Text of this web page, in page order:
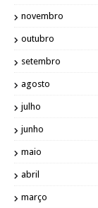
novembro
outubro
setembro
agosto
julho
junho
maio
abril
março